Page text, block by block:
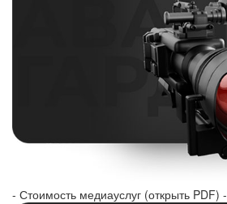
- Стоимость медиауслуг (открыть PDF) -